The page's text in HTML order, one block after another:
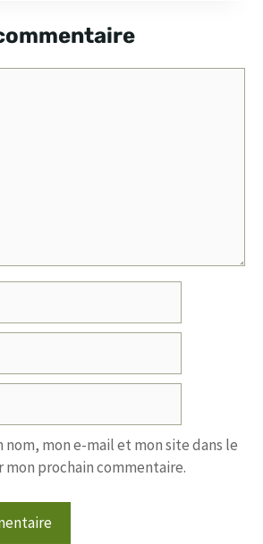
nom, mon e-mail et mon site dans le
prochain commentaire.